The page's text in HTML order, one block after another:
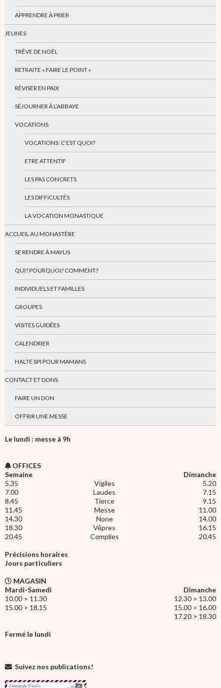
APPRENDRE À PRIER
JEUNES
TRÊVE DE NOËL
RETRAITE « FAIRE LE POINT »
RÉVISER EN PAIX
SÉJOURNER À L’ABBAYE
VOCATIONS
VOCATIONS: C’EST QUOI?
ETRE ATTENTIF
LES PAS CONCRETS
LES DIFFICULTÉS
LA VOCATION MONASTIQUE
ACCUEIL AU MONASTÈRE
SE RENDRE À MAYLIS
QUI? POURQUOI? COMMENT?
INDIVIDUELS ET FAMILLES
GROUPES
VISITES GUIDÉES
CALENDRIER
HALTE SPI POUR MAMANS
CONTACT ET DONS
FAIRE UN DON
OFFRIR UNE MESSE
Le lundi : messe à 9h
OFFICES
Semaine
Dimanche
5.35
Vigiles
5.20
7.00
Laudes
7.15
8.45
Tierce
9.15
11.45
Messe
11.00
14.30
None
14.00
18.30
Vêpres
16.15
20.45
Complies 20.45
Précisions horaires
Jours particuliers
MAGASIN
Mardi-Samedi
Dimanche
10.00 > 11.30
12.30 > 13.00
15.00 > 18.15
15.00 > 16.00
17.20 > 18.30
Fermé le lundi
Suivez nos publications!